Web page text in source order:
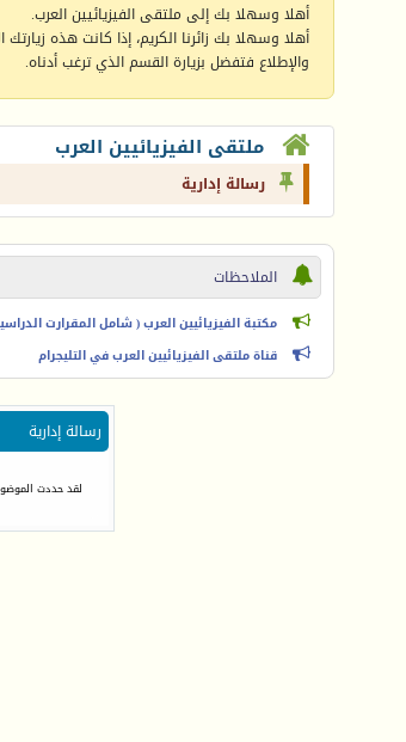
أهلا وسهلا بك إلى ملتقى الفيزيائيين العرب.
أهلا وسهلا بك زائرنا الكريم، إذا كانت هذه زيارتك
والإطلاع فتفضل بزيارة القسم الذي ترغب أدناه.
ملتقى الفيزيائيين العرب
رسالة إدارية
الملاحظات
مكتبة الفيزيائيين العرب ( شامل المقرارت
قناة ملتقى الفيزيائيين العرب في التليجرام
رسالة إدارية
لقد حددت